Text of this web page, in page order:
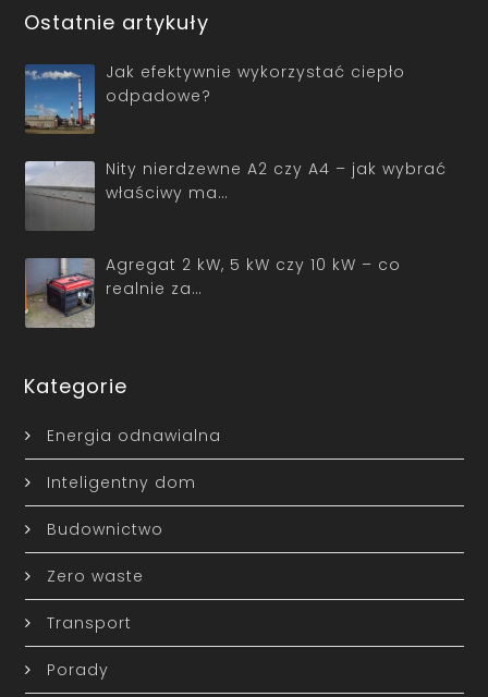
Ostatnie artykuły
Jak efektywnie wykorzystać ciepło
odpadowe?
Nity nierdzewne A2 czy A4 – jak wybrać
właściwy ma…
Agregat 2 kW, 5 kW czy 10 kW – co
realnie za…
Kategorie
Energia odnawialna
Inteligentny dom
Budownictwo
Zero waste
Transport
Porady